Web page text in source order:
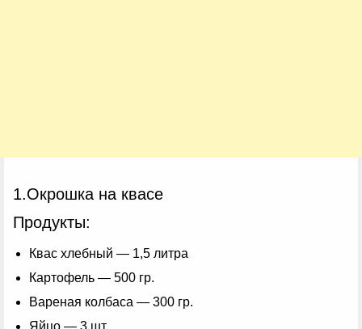
1.Окрошка на квасе
Продукты:
Квас хлебный — 1,5 литра
Картофель — 500 гр.
Вареная колбаса — 300 гр.
Яйцо — 3 шт.